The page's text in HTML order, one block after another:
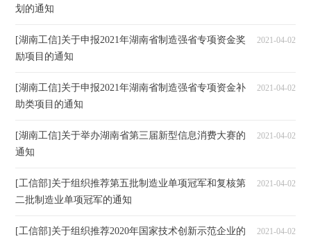
划的通知
[湖南工信]关于申报2021年湖南省制造强省专项资金奖
励项目的通知
2021-04-02
[湖南工信]关于申报2021年湖南省制造强省专项资金补
助类项目的通知
2021-04-02
[湖南工信]关于举办湖南省第三届新型信息消费大赛的
通知
2021-04-02
[工信部]关于组织推荐第五批制造业单项冠军和复核第
二批制造业单项冠军的通知
2021-04-02
[工信部]关于组织推荐2020年国家技术创新示范企业的
2021-04-02